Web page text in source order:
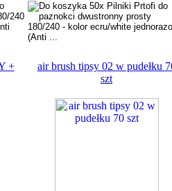
+
air brush tipsy 02 w pudełku
szt